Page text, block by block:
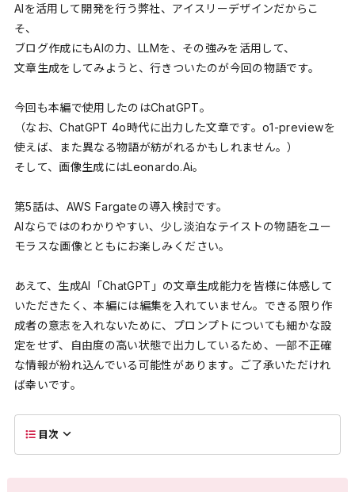
AIを活用して開発を行う弊社、アイスリーデザインだからこ
そ、
ブログ作成にもAIの力、LLMを、その強みを活用して、
文章生成をしてみようと、行きついたのが今回の物語です。
今回も本編で使用したのはChatGPT。
（なお、ChatGPT 4o時代に出力した文章です。o1-previewを
使えば、また異なる物語が紡がれるかもしれません。）
そして、画像生成にはLeonardo.Ai。
第5話は、AWS Fargateの導入検討です。
AIならではのわかりやすい、少し淡泊なテイストの物語をユー
モラスな画像とともにお楽しみください。
あえて、生成AI「ChatGPT」の文章生成能力を皆様に体感して
いただきたく、本編には編集を入れていません。できる限り作
成者の意志を入れないために、プロンプトについても細かな設
定をせず、自由度の高い状態で出力しているため、一部不正確
な情報が紛れ込んでいる可能性があります。ご了承いただけれ
ば幸いです。
目次